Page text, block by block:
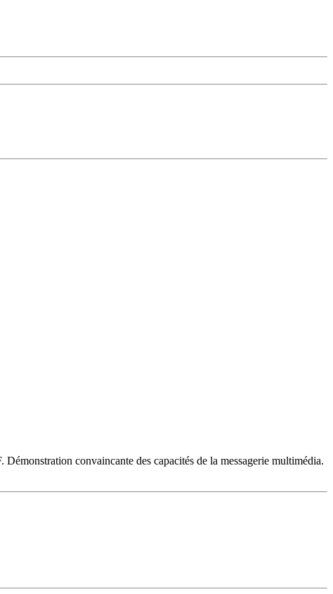
convaincante des capacités de la messagerie multimédia.